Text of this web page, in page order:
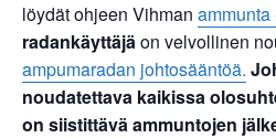
löydät ohjeen Vihman ammunta
radankäyttäjäon velvollinen
ampumaradan johtosääntöä.
noudatettava kaikissa
on siistittävä ammuntojen